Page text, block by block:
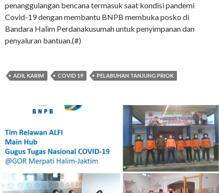
penanggulangan bencana termasuk saat kondisi pandemi
Covid-19 dengan membantu BNPB membuka posko di
Bandara Halim Perdanakusumah untuk penyimpanan dan
penyaluran bantuan.(#)
ADIL KARIM COVID 19 PELABUHAN TANJUNG PRIOK